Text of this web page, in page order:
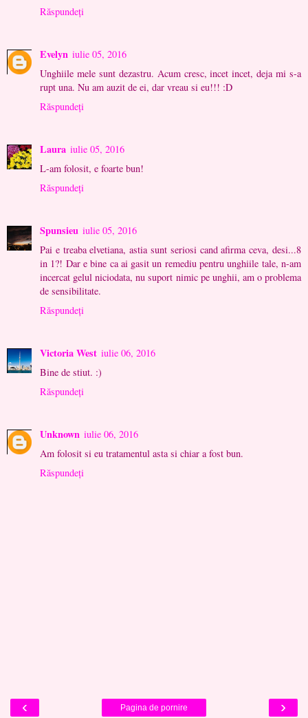
Răspundeți
Evelyn iulie 05, 2016
Unghiile mele sunt dezastru. Acum cresc, incet incet, deja mi s-a
rupt una. Nu am auzit de ei, dar vreau si eu!!! :D
Răspundeți
Laura iulie 05, 2016
L-am folosit, e foarte bun!
Răspundeți
Spunsieu iulie 05, 2016
Pai e treaba elvetiana, astia sunt seriosi cand afirma ceva, desi...8
in 1?! Dar e bine ca ai gasit un remediu pentru unghiile tale, n-am
incercat gelul niciodata, nu suport nimic pe unghii, am o problema
de sensibilitate.
Răspundeți
Victoria West iulie 06, 2016
Bine de stiut. :)
Răspundeți
Unknown iulie 06, 2016
Am folosit si eu tratamentul asta si chiar a fost bun.
Răspundeți
‹ ›
Pagina de pornire